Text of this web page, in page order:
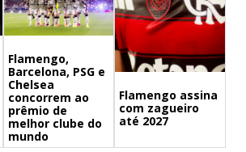
Flamengo,
Barcelona, PSG e
Chelsea
concorrem ao
prêmio de
melhor clube do
mundo
Flamengo assina
com zagueiro
até 2027